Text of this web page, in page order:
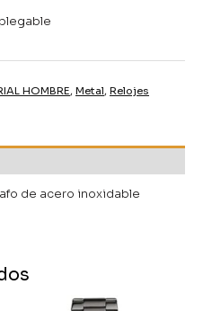
HOMBRE, Metal, Relojes
de acero inoxidable